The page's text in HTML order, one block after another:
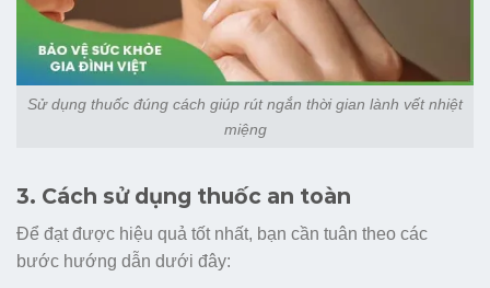
Sử dụng thuốc đúng cách giúp rút ngắn thời gian lành vết nhiệt
miệng
3. Cách sử dụng thuốc an toàn
Để đạt được hiệu quả tốt nhất, bạn cần tuân theo các
bước hướng dẫn dưới đây: